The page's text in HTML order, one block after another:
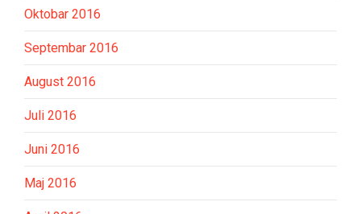
Oktobar 2016
Septembar 2016
August 2016
Juli 2016
Juni 2016
Maj 2016